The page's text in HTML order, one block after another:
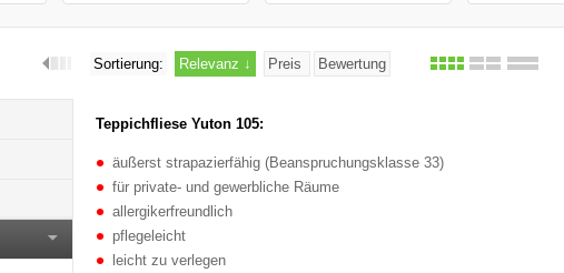
Sortierung: Relevanz ↓ Preis Bewertung
Teppichfliese Yuton 105:
äußerst strapazierfähig (Beanspruchungsklasse 33)
für private- und gewerbliche Räume
allergikerfreundlich
pflegeleicht
leicht zu verlegen